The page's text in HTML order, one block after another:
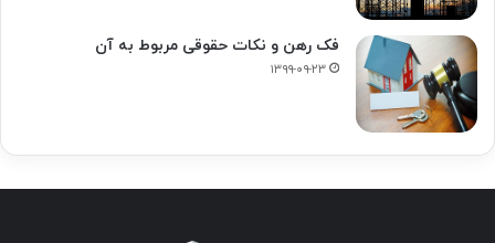
فک‌ رهن و نکات حقوقی مربوط به آن
۱۳۹۹-۰۹-۲۳